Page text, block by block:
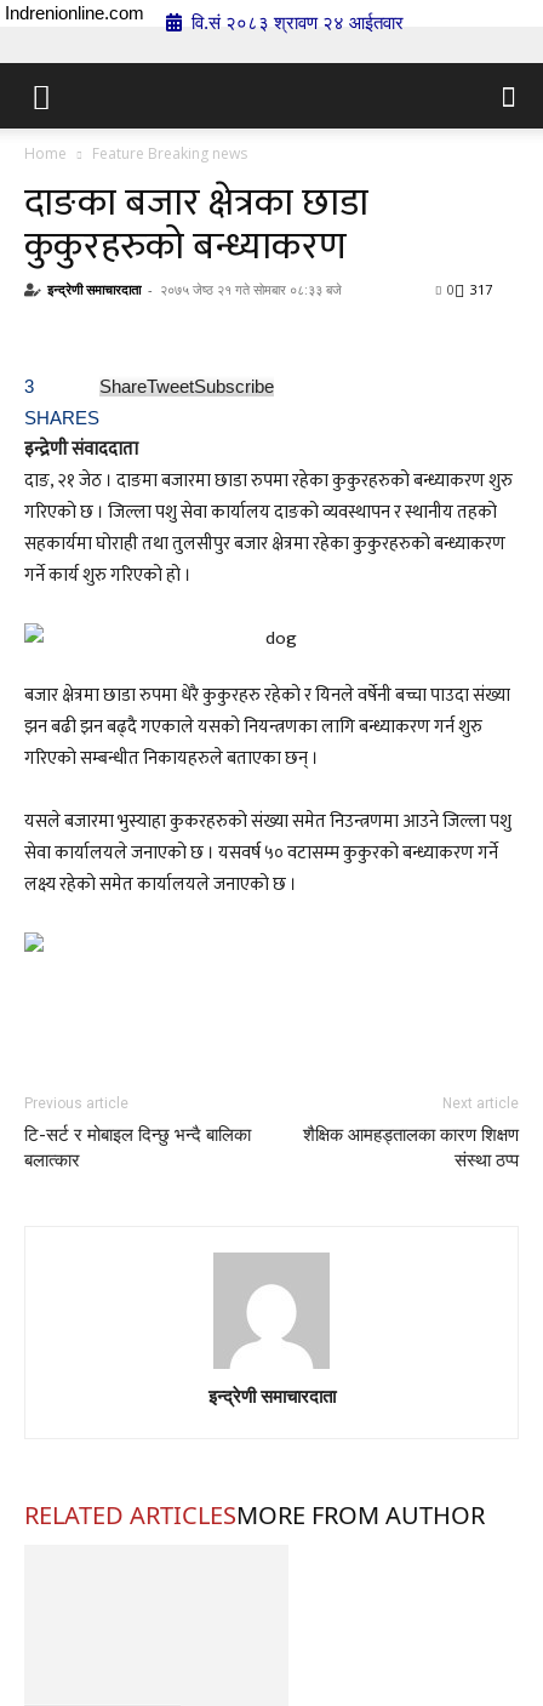
Indrenionline.com वि.सं २०८३ श्रावण २४ आईतवार
Home Feature Breaking news
दाङका बजार क्षेत्रका छाडा
कुकुरहरुको बन्ध्याकरण
इन्द्रेणी समाचारदाता - २०७५ जेष्ठ २१ गते सोमबार ०८:३३ बजे 317
0
3
SHARES
ShareTweetSubscribe
इन्द्रेणी संवाददाता
दाङ, २१ जेठ । दाङमा बजारमा छाडा रुपमा रहेका कुकुरहरुको बन्ध्याकरण शुरु
गरिएको छ । जिल्ला पशु सेवा कार्यालय दाङको व्यवस्थापन र स्थानीय तहको
सहकार्यमा घोराही तथा तुलसीपुर बजार क्षेत्रमा रहेका कुकुरहरुको बन्ध्याकरण
गर्ने कार्य शुरु गरिएको हो ।
बजार क्षेत्रमा छाडा रुपमा धेरै कुकुरहरु रहेको र यिनले वर्षेनी बच्चा पाउदा संख्या
झन बढी झन बढ्दै गएकाले यसको नियन्त्रणका लागि बन्ध्याकरण गर्न शुरु
गरिएको सम्बन्धीत निकायहरुले बताएका छन् ।
यसले बजारमा भुस्याहा कुकरहरुको संख्या समेत निउन्त्रणमा आउने जिल्ला पशु
सेवा कार्यालयले जनाएको छ । यसवर्ष ५० वटासम्म कुकुरको बन्ध्याकरण गर्ने
लक्ष्य रहेको समेत कार्यालयले जनाएको छ ।
Previous article
टि-सर्ट र मोबाइल दिन्छु भन्दै बालिका
बलात्कार
Next article
शैक्षिक आमहड्तालका कारण शिक्षण
संस्था ठप्प
इन्द्रेणी समाचारदाता
RELATED ARTICLESMORE FROM AUTHOR